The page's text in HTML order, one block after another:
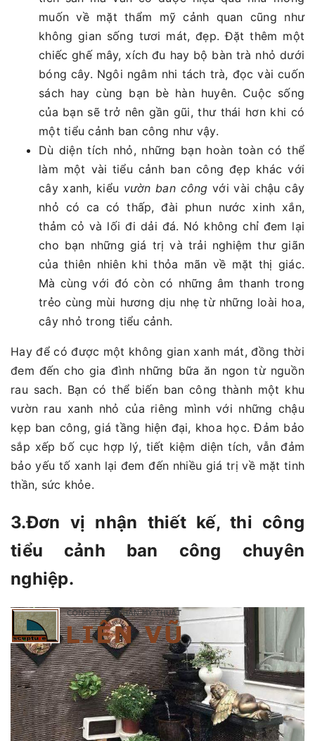
muốn về mặt thẩm mỹ cảnh quan cũng như
không gian sống tươi mát, đẹp. Đặt thêm một
chiếc ghế mây, xích đu hay bộ bàn trà nhỏ dưới
bóng cây. Ngôi ngâm nhi tách trà, đọc vài cuốn
sách hay cùng bạn bè hàn huyên. Cuộc sống
của bạn sẽ trở nên gần gũi, thư thái hơn khi có
một tiểu cảnh ban công như vậy.
Dù diện tích nhỏ, những bạn hoàn toàn có thể
làm một vài tiểu cảnh ban công đẹp khác với
cây xanh, kiểu vườn ban công với vài chậu cây
nhỏ có ca có thấp, đài phun nước xinh xắn,
thảm cỏ và lối đi dải đá. Nó không chỉ đem lại
cho bạn những giá trị và trải nghiệm thư giãn
của thiên nhiên khi thỏa mãn về mặt thị giác.
Mà cùng với đó còn có những âm thanh trong
trẻo cùng mùi hương dịu nhẹ từ những loài hoa,
cây nhỏ trong tiểu cảnh.
Hay để có được một không gian xanh mát, đồng thời
đem đến cho gia đình những bữa ăn ngon từ nguồn
rau sach. Bạn có thể biến ban công thành một khu
vườn rau xanh nhỏ của riêng mình với những chậu
kẹp ban công, giá tầng hiện đại, khoa học. Đảm bảo
sắp xếp bố cục hợp lý, tiết kiệm diện tích, vẫn đảm
bảo yếu tố xanh lại đem đến nhiều giá trị về mặt tinh
thần, sức khỏe.
3.Đơn vị nhận thiết kế, thi công
tiểu cảnh ban công chuyên
nghiệp.